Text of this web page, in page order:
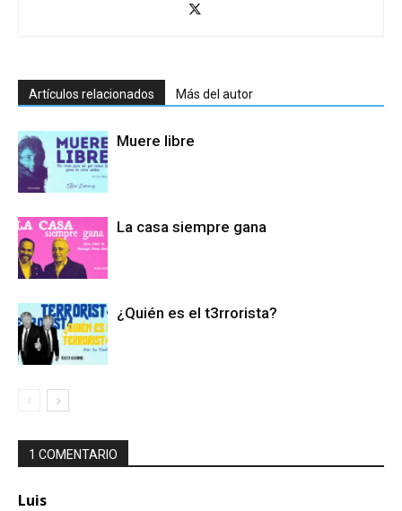
Artículos relacionados Más del autor
Muere libre
La casa siempre gana
¿Quién es el t3rrorista?
1 COMENTARIO
Luis